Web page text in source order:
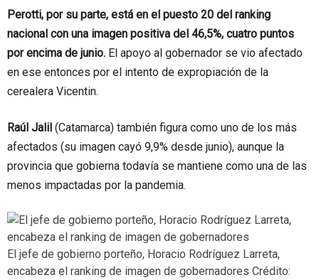
Perotti, por su parte, está en el puesto 20 del ranking
nacional con una imagen positiva del 46,5%, cuatro puntos
por encima de junio. El apoyo al gobernador se vio afectado
en ese entonces por el intento de expropiación de la
cerealera Vicentin.
Raúl Jalil (Catamarca) también figura como uno de los más
afectados (su imagen cayó 9,9% desde junio), aunque la
provincia que gobierna todavía se mantiene como una de las
menos impactadas por la pandemia.
El jefe de gobierno porteño, Horacio Rodríguez Larreta,
encabeza el ranking de imagen de gobernadores Crédito: